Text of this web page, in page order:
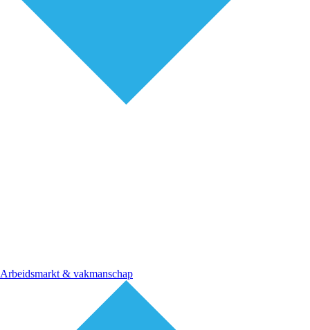
Arbeidsmarkt & vakmanschap